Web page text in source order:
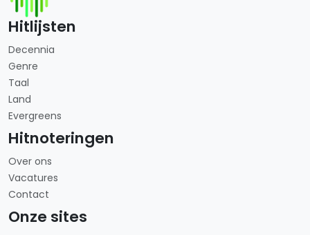
Hitlijsten
Decennia
Genre
Taal
Land
Evergreens
Hitnoteringen
Over ons
Vacatures
Contact
Onze sites